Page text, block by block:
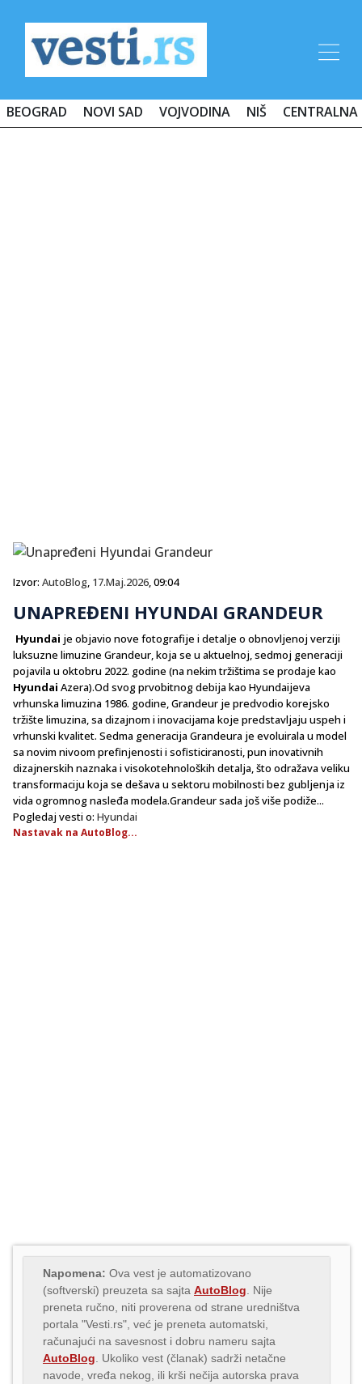
BEOGRAD NOVI SAD VOJVODINA NIŠ CENTRALNA
Izvor: AutoBlog, 17.Maj.2026, 09:04
UNAPREĐENI HYUNDAI GRANDEUR
Hyundai je objavio nove fotografije i detalje o obnovljenoj verziji
luksuzne limuzine Grandeur, koja se u aktuelnoj, sedmoj generaciji
pojavila u oktobru 2022. godine (na nekim tržištima se prodaje kao
Hyundai Azera).Od svog prvobitnog debija kao Hyundaijeva
vrhunska limuzina 1986. godine, Grandeur je predvodio korejsko
tržište limuzina, sa dizajnom i inovacijama koje predstavljaju uspeh i
vrhunski kvalitet. Sedma generacija Grandeura je evoluirala u model
sa novim nivoom prefinjenosti i sofisticiranosti, pun inovativnih
dizajnerskih naznaka i visokotehnoloških detalja, što odražava veliku
transformaciju koja se dešava u sektoru mobilnosti bez gubljenja iz
vida ogromnog nasleđa modela.Grandeur sada još više podiže...
Pogledaj vesti o: Hyundai
Nastavak na AutoBlog...
Napomena: Ova vest je automatizovano
(softverski) preuzeta sa sajta AutoBlog . Nije
preneta ručno, niti proverena od strane uredništva
portala "Vesti.rs", već je preneta automatski,
računajući na savesnost i dobru nameru sajta
AutoBlog . Ukoliko vest (članak) sadrži netačne
navode, vređa nekog, ili krši nečija autorska prava